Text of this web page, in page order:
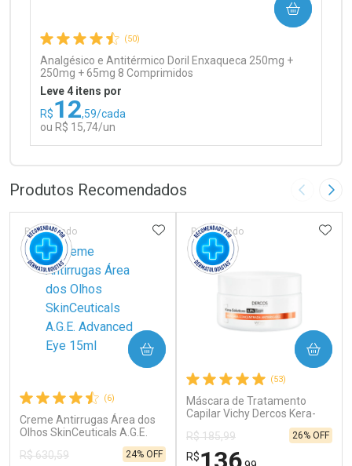
(50)
Analgésico e Antitérmico Doril Enxaqueca 250mg +
250mg + 65mg 8 Comprimidos
Leve 4 itens por
R$12,59/cada
ou R$ 15,74/un
COMPRAR
Laboratório
Ativar Desconto
Por R$ 15,74/cada
Por Menos
Por R$ 15,74/cada
Produtos Recomendados Imagem
(6)
Creme Antirrugas Área dos
Olhos SkinCeuticals A.G.E.
Patrocinado
R$ 630,59
24% OFF
ADICIONAR AOS FAVORITOS
COMPRAR
(53)
Máscara de Tratamento
Capilar Vichy Dercos Kera-
Solutions Ação Antifrizz
200ml
Patrocinado
R$ 185,99
R$
26% OFF
COMPRAR